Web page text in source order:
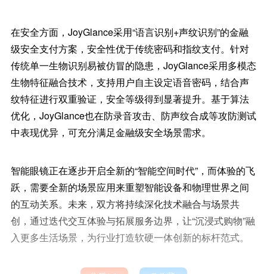
在安全方面，JoyGlance采用“语言识别+声纹识别”的金融
级安全支付方案，安全性优于传统密码和指纹支付。针对
传统单一生物识别易被仿冒的隐患，JoyGlance采用多模态
生物特征融合技术，支持用户自主设定语音密码，结合声
纹特征进行双重验证，安全等级得到显著提升。基于算法
优化，JoyGlance也在防录音攻击、防声纹合成等攻防测试
中表现优异，可充分满足金融级安全场景需求。
智能眼镜正在逐步开启全新的“智能空间时代”，而体验的飞
跃，需要全新的场景应用来重塑智能设备和物理世界之间
的互动关系。未来，双方将持续深化技术融合与场景共
创，通过迭代交互体验与拓展服务边界，让“沉浸式购物”融
入更多生活场景，为行业打造软硬一体创新的标杆范式。